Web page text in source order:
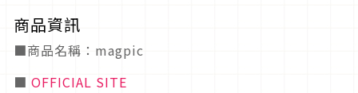
商品資訊
■商品名稱：magpic
■ OFFICIAL SITE